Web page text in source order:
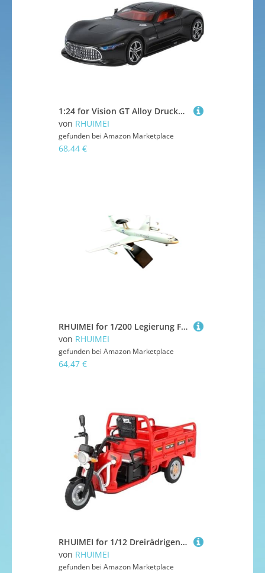
1:24 for Vision GT Alloy Druckguss-Automodell(Chrome)
von RHUIMEI
gefunden bei Amazon Marketplace
68,44 €
RHUIMEI for 1/200 Legierung Flugzeug US Army E3 Wachturm Frühwarnung Flugzeug Metall Modell Fertige Sammlung Ornament Exquisite
von RHUIMEI
gefunden bei Amazon Marketplace
64,47 €
RHUIMEI for 1/12 Dreirädrigen Legierung Motorrad Modell Lenkung Multi-Funktion Kinder Metall Spielzeug Sammlung Ornamente Exquisite(Red)
von RHUIMEI
gefunden bei Amazon Marketplace